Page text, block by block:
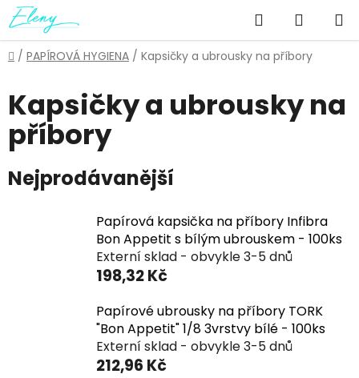
Přejít
na
obsah
Hledat
KOŠÍK
Domů
/ PAPÍROVÁ HYGIENA / Kapsičky a ubrousky na příbory
Kapsičky a ubrousky na
příbory
Nejprodávanější
Papírová kapsička na příbory Infibra
Bon Appetit s bílým ubrouskem - 100ks
Externí sklad - obvykle 3-5 dnů
198,32 Kč
Papírové ubrousky na příbory TORK
"Bon Appetit" 1/8 3vrstvy bílé - 100ks
Externí sklad - obvykle 3-5 dnů
212,96 Kč